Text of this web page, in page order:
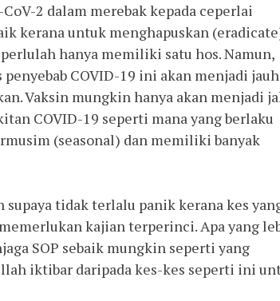
2 dalam merebak kepada ceperlai
kerana untuk menghapuskan
hanya memiliki satu hos. Namun,
COVID-19 ini akan menjadi jauh
Vaksin mungkin hanya akan menjadi
COVID-19 seperti mana yang berlaku
(seasonal) dan memiliki banyak
tidak terlalu panik kerana kes
kajian terperinci. Apa yang
SOP sebaik mungkin seperti yang
iktibar daripada kes-kes seperti ini